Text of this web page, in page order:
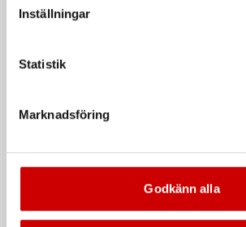
Inställningar
Statistik
Marknadsföring
Godkänn alla
Måttstock Würth 2 m
Sömlös
Kampanj